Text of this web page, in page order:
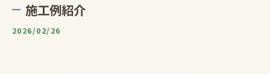
施工例紹介
2026/02/26